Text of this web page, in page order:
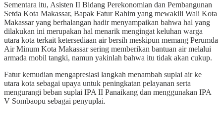
Sementara itu, Asisten II Bidang Perekonomian dan Pembangunan
Setda Kota Makassar, Bapak Fatur Rahim yang mewakili Wali Kota
Makassar yang berhalangan hadir menyampaikan bahwa hal yang
dilakukan ini merupakan hal menarik mengingat keluhan warga
utara kota terkait ketersediaan air bersih meskipun memang Perumda
Air Minum Kota Makassar sering memberikan bantuan air melalui
armada mobil tangki, namun yakinlah bahwa itu tidak akan cukup.
Fatur kemudian mengapresiasi langkah menambah suplai air ke
utara kota sebagai upaya untuk peningkatan pelayanan serta
mengurangi beban suplai IPA II Panaikang dan menggunakan IPA
V Sombaopu sebagai penyuplai.